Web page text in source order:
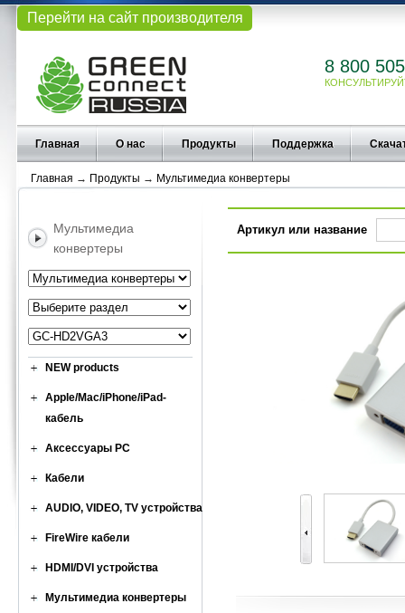
Перейти на сайт производителя
8 800
Главная О нас Продукты Поддержка
Главная → Продукты → Мультимедиа конвертеры
Мультимедиа
конвертеры
NEW products
Apple/Mac/iPhone/iPad-
кабель
Аксессуары PC
Кабели
AUDIO, VIDEO, TV устройства
FireWire кабели
HDMI/DVI устройства
Мультимедиа конвертеры
Артикул или название